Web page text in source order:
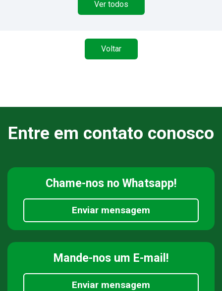
Ver todos
Voltar
Entre em contato conosco
Chame-nos no Whatsapp!
Enviar mensagem
Mande-nos um E-mail!
Enviar mensagem